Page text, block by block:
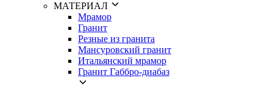
МАТЕРИАЛ
Мрамор
Гранит
Резные из гранита
Мансуровский гранит
Итальянский мрамор
Гранит Габбро-диабаз